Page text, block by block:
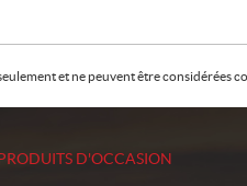
et ne peuvent être
D'OCCASION